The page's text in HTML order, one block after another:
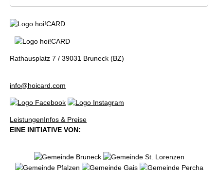
Rathausplatz 7 / 39031 Bruneck (BZ)
info@hoicard.com
LeistungenInfos & Preise
EINE INITIATIVE VON: